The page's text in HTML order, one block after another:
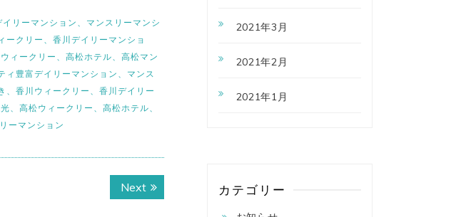
リーマンション、マンスリーマンシ
ークリー、香川デイリーマンショ
ィークリー、高松ホテル、高松マン
ィ豊富デイリーマンション、マンス
、香川ウィークリー、香川デイリー
、高松ウィークリー、高松ホテル、
ーマンション
NextNext
post:
2021年3月
2021年2月
2021年1月
カテゴリー